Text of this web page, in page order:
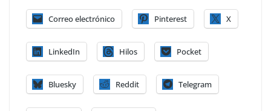
Correo electrónico Pinterest X
LinkedIn Hilos Pocket
Bluesky Reddit Telegram